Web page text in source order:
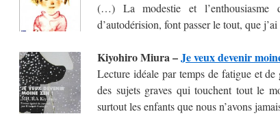
(…) La modestie et
d’autodérision, font passer le tout, que
Kiyohiro Miura –Je veux devenir
Lecture idéale par temps de fatigue et
des sujets graves qui touchent tout le
surtout les enfants que nous n’avons